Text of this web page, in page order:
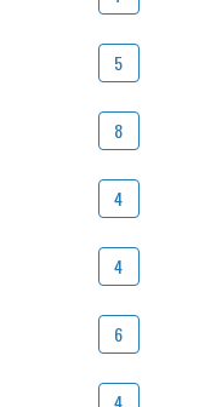
5
8
4
4
6
4